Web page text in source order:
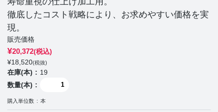
徹底したコスト戦略により、お求めやすい価格を実
現。
販売価格
¥20,372(税込)
¥18,520(税抜)
在庫(本)
19
数量(本)
購入単位数 本